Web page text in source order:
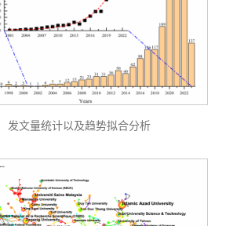
发文量统计以及趋势拟合分析